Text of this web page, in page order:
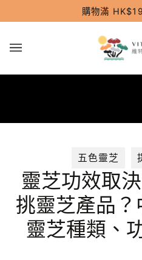
過
購物滿
五色靈芝
靈芝功效取
挑靈芝產品
靈芝種類、